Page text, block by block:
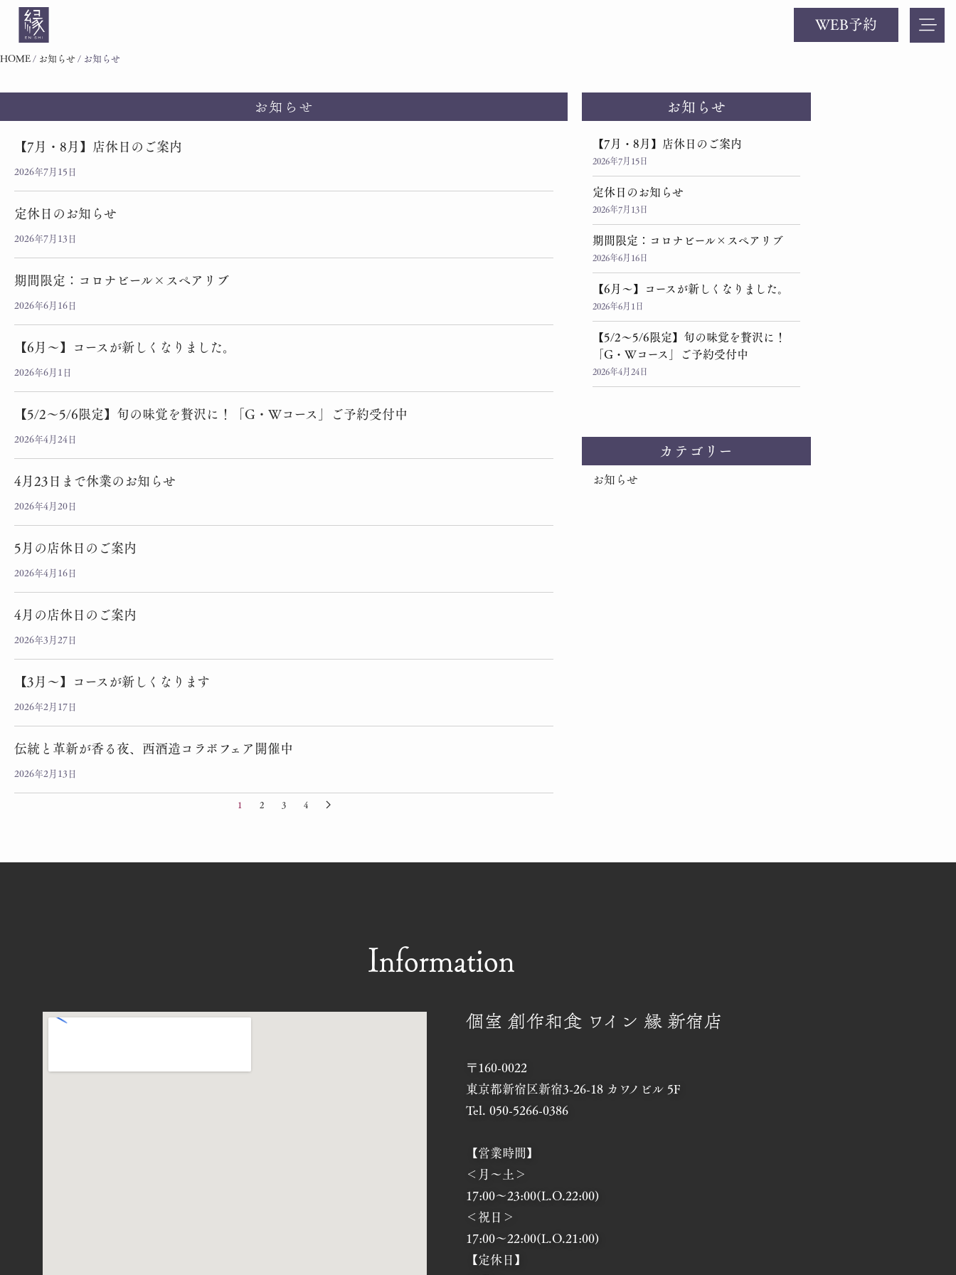
WEB予約
HOME/ お知らせ/ お知らせ
お知らせ
【7月・8月】店休日のご案内
2026年7月15日
定休日のお知らせ
2026年7月13日
期間限定：コロナビール×スペアリブ
2026年6月16日
【6月～】コースが新しくなりました。
2026年6月1日
【5/2～5/6限定】旬の味覚を贅沢に！「G・Wコース」ご予約受付中
2026年4月24日
4月23日まで休業のお知らせ
2026年4月20日
5月の店休日のご案内
2026年4月16日
4月の店休日のご案内
2026年3月27日
【3月～】コースが新しくなります
2026年2月17日
伝統と革新が香る夜、西酒造コラボフェア開催中
2026年2月13日
1 2 3 4
お知らせ
【7月・8月】店休日のご案内
2026年7月15日
定休日のお知らせ
2026年7月13日
期間限定：コロナビール×スペアリブ
2026年6月16日
【6月～】コースが新しくなりました。
2026年6月1日
【5/2～5/6限定】旬の味覚を贅沢に！
「G・Wコース」ご予約受付中
2026年4月24日
カテゴリー
お知らせ
Information
個室 創作和食 ワイン 縁 新宿店
〒160-0022
東京都新宿区新宿3-26-18 カワノビル 5F
Tel. 050-5266-0386
【営業時間】
＜月～土＞
17:00～23:00(L.O.22:00)
＜祝日＞
17:00～22:00(L.O.21:00)
【定休日】